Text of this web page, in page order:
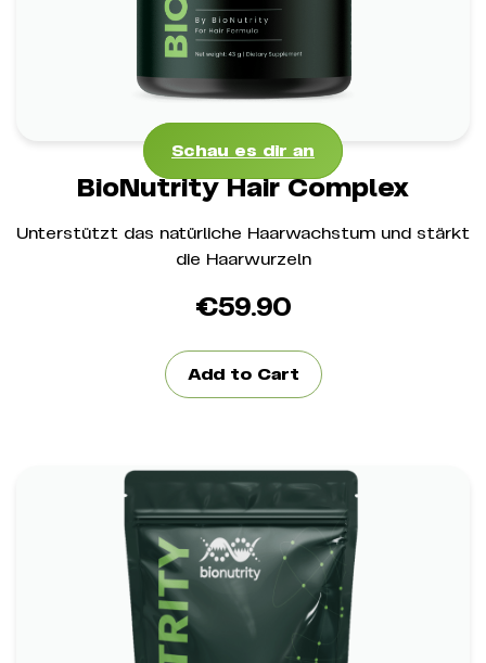
Schau es dir an
Pflegt die Kopfhaut & stärkt die Haarfollikel
Schau es dir an
BioNutrity Hair Complex
Unterstützt das natürliche Haarwachstum und stärkt
die Haarwurzeln
€59.90
Add to Cart
BioNutrity Collagen Complex